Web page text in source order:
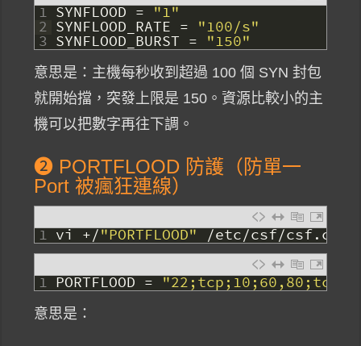
1
2
3
SYNFLOOD = "1"
SYNFLOOD_RATE = "100/s"
SYNFLOOD_BURST = "150"
意思是：主機每秒收到超過 100 個 SYN 封包
就開始擋，突發上限是 150。資源比較小的主
機可以把數字再往下調。
❷ PORTFLOOD 防護（防單一
Port 被瘋狂連線）
1 vi +/"PORTFLOOD" /etc/csf/csf.conf
1 PORTFLOOD =
意思是：